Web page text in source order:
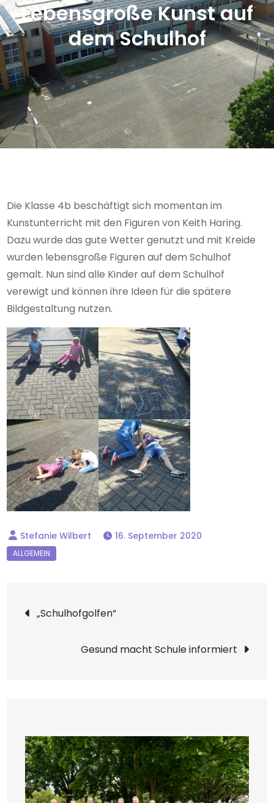
Lebensgroße Kunst auf
dem Schulhof
Die Klasse 4b beschäftigt sich momentan im
Kunstunterricht mit den Figuren von Keith Haring.
Dazu wurde das gute Wetter genutzt und mit Kreide
wurden lebensgroße Figuren auf dem Schulhof
gemalt. Nun sind alle Kinder auf dem Schulhof
verewigt und können ihre Ideen für die spätere
Bildgestaltung nutzen.
16. September 2020
Beitragsnavigation
„Schulhofgolfen“
Gesund macht Schule informiert